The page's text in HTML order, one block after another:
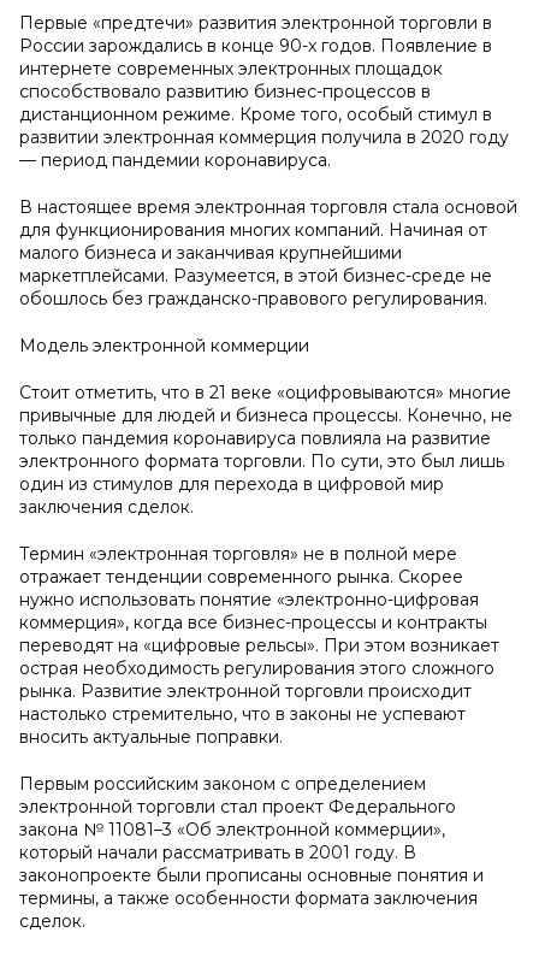
Первые «предтечи» развития электронной торговли в
России зарождались в конце 90-х годов. Появление в
интернете современных электронных площадок
способствовало развитию бизнес-процессов в
дистанционном режиме. Кроме того, особый стимул в
развитии электронная коммерция получила в 2020 году
— период пандемии коронавируса.
В настоящее время электронная торговля стала основой
для функционирования многих компаний. Начиная от
малого бизнеса и заканчивая крупнейшими
маркетплейсами. Разумеется, в этой бизнес-среде не
обошлось без гражданско-правового регулирования.
Модель электронной коммерции
Стоит отметить, что в 21 веке «оцифровываются» многие
привычные для людей и бизнеса процессы. Конечно, не
только пандемия коронавируса повлияла на развитие
электронного формата торговли. По сути, это был лишь
один из стимулов для перехода в цифровой мир
заключения сделок.
Термин «электронная торговля» не в полной мере
отражает тенденции современного рынка. Скорее
нужно использовать понятие «электронно-цифровая
коммерция», когда все бизнес-процессы и контракты
переводят на «цифровые рельсы». При этом возникает
острая необходимость регулирования этого сложного
рынка. Развитие электронной торговли происходит
настолько стремительно, что в законы не успевают
вносить актуальные поправки.
Первым российским законом с определением
электронной торговли стал проект Федерального
закона № 11081–3 «Об электронной коммерции»,
который начали рассматривать в 2001 году. В
законопроекте были прописаны основные понятия и
термины, а также особенности формата заключения
сделок.